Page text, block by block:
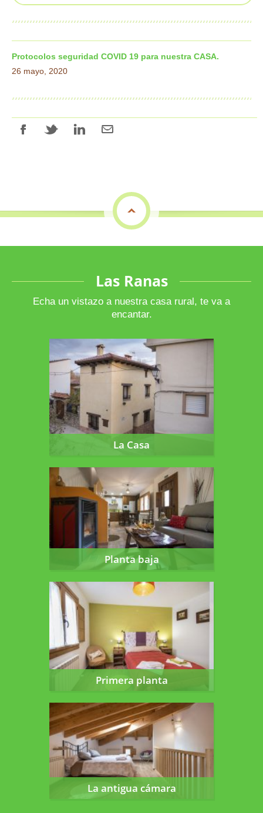
Protocolos seguridad COVID 19 para nuestra CASA.
26 mayo, 2020
Las Ranas
Echa un vistazo a nuestra casa rural, te va a
encantar.
La Casa
La Casa
Planta baja
Planta baja
Primera planta
Primera planta
La antigua cámara
La antigua cámara